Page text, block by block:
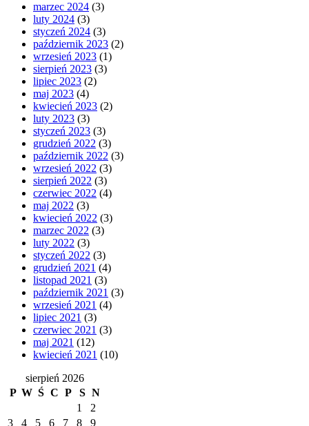
marzec 2024 (3)
luty 2024 (3)
styczeń 2024 (3)
październik 2023 (2)
wrzesień 2023 (1)
sierpień 2023 (3)
lipiec 2023 (2)
maj 2023 (4)
kwiecień 2023 (2)
luty 2023 (3)
styczeń 2023 (3)
grudzień 2022 (3)
październik 2022 (3)
wrzesień 2022 (3)
sierpień 2022 (3)
czerwiec 2022 (4)
maj 2022 (3)
kwiecień 2022 (3)
marzec 2022 (3)
luty 2022 (3)
styczeń 2022 (3)
grudzień 2021 (4)
listopad 2021 (3)
październik 2021 (3)
wrzesień 2021 (4)
lipiec 2021 (3)
czerwiec 2021 (3)
maj 2021 (12)
kwiecień 2021 (10)
sierpień 2026
P W Ś C P S N
1
2
3
4 5 6 7 8
9